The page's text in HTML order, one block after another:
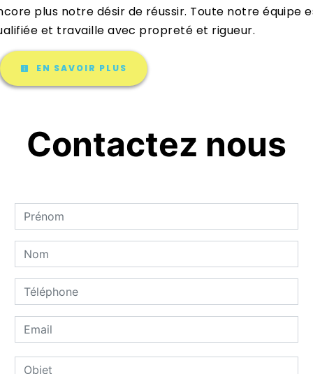
plus notre désir de réussir. Toute notre équipe
et travaille avec propreté et rigueur.
EN SAVOIR PLUS
Contactez nous